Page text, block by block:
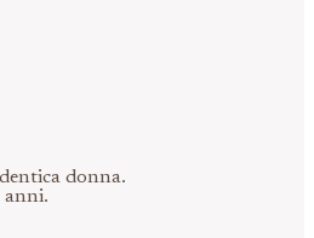
donna.
anni.